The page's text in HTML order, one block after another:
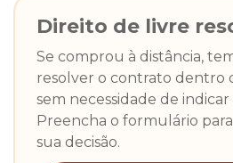
Direito de livre
Se comprou à distância,
resolver o contrato dentro
sem necessidade de
Preencha o formulário
sua decisão.